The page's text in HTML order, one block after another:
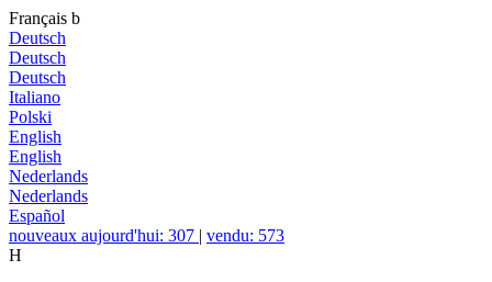
Français b
Deutsch
Deutsch
Deutsch
Italiano
Polski
English
English
Nederlands
Nederlands
Español
nouveaux aujourd'hui: 307 | vendu: 573
H